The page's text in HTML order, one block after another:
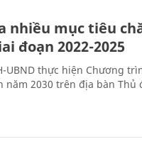
nhiều mục tiêu
đoạn 2022-2025
UBND thực hiện Chương
năm 2030 trên địa bàn